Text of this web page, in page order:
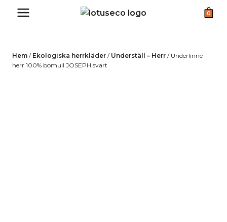
0
Hem / Ekologiska herrkläder / Underställ – Herr / Underlinne
herr 100% bomull JOSEPH svart